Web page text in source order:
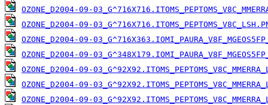
OZONE_D2004-09-
OZONE_D2004-09-
OZONE_D2004-09-
OZONE_D2004-09-
OZONE_D2004-09-
OZONE_D2004-09-
OZONE_D2004-09-